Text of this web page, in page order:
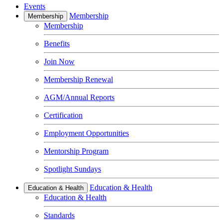
Events
Membership
Membership
Membership
Benefits
Join Now
Membership Renewal
AGM/Annual Reports
Certification
Employment Opportunities
Mentorship Program
Spotlight Sundays
Education & Health
Education & Health
Education & Health
Standards